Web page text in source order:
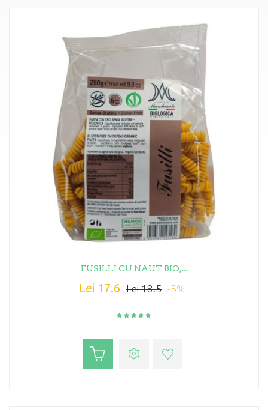
FUSILLI CU NAUT BIO,...
Lei 17.6 Lei 18.5 -5%